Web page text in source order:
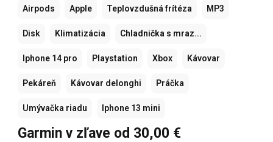
Airpods Apple Teplovzdušná frítéza MP3
Disk Klimatizácia Chladnička s mraz...
Iphone 14 pro Playstation Xbox Kávovar
Pekáreň Kávovar delonghi Práčka
Umývačka riadu Iphone 13 mini
Garmin v zľave od 30,00 €